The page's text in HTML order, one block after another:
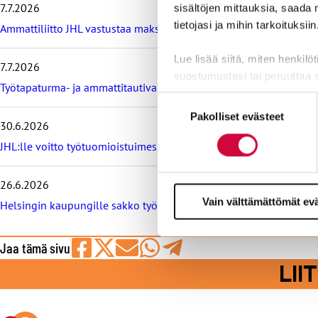
sisältöjen mittauksia, saada
tietojasi ja mihin tarkoituksiin.
Lue lisää siitä, miten
suostumustasi tai peruuttaa
Evästeistä osa on
Pakolliset evästeet
Vain välttämättömät
s
i
ä
t
u
u
t
s
e
t
7.7.2026
Ammattiliitto JHL vastustaa maksullisia avoimia
7.7.2026
Työtapaturma- ja ammattitautivakuutus turvaa työelämässä, tiedä
30.6.2026
JHL:lle voitto työtuomioistuimessa: raitiovaununkuljettaja
26.6.2026
Helsingin kaupungille sakko työtuomioistuimesta, syynä
Jaa tämä sivu